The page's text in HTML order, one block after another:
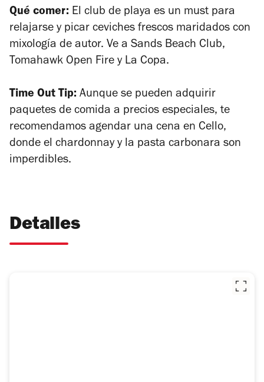
Qué comer: El club de playa es un must para
relajarse y picar ceviches frescos maridados con
mixología de autor. Ve a Sands Beach Club,
Tomahawk Open Fire y La Copa.
Time Out Tip: Aunque se pueden adquirir
paquetes de comida a precios especiales, te
recomendamos agendar una cena en Cello,
donde el chardonnayy la pasta carbonara son
imperdibles.
Detalles